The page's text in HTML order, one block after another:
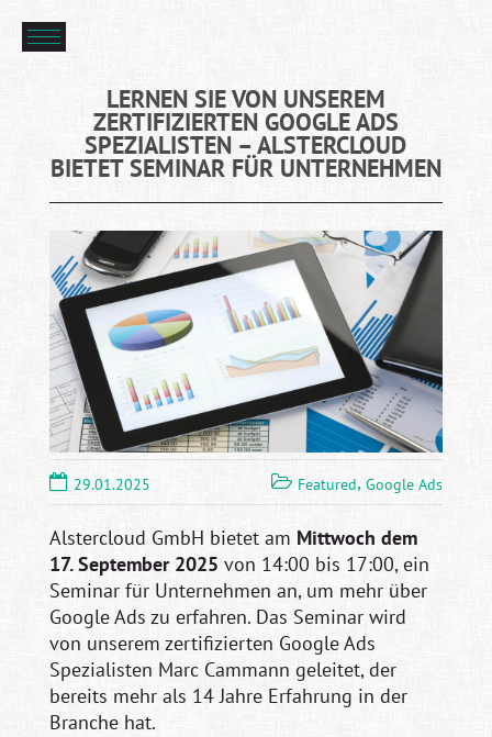
LERNEN SIE VON UNSEREM
ZERTIFIZIERTEN GOOGLE ADS
SPEZIALISTEN – ALSTERCLOUD
BIETET SEMINAR FÜR UNTERNEHMEN
29.01.2025 Featured,Google Ads
Alstercloud GmbH bietet am Mittwoch dem
17. September 2025 von 14:00 bis 17:00, ein
Seminar für Unternehmen an, um mehr über
Google Ads zu erfahren. Das Seminar wird
von unserem zertifizierten Google Ads
Spezialisten Marc Cammann geleitet, der
bereits mehr als 14 Jahre Erfahrung in der
Branche hat.